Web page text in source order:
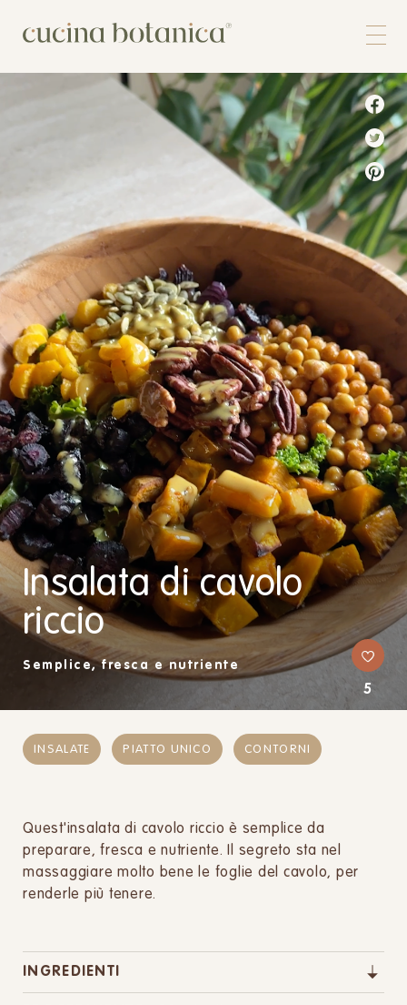
Shop
Insalata di cavolo
riccio
Semplice, fresca e nutriente
5
INSALATE PIATTO UNICO CONTORNI
Quest'insalata di cavolo riccio è semplice da
preparare, fresca e nutriente. Il segreto sta nel
massaggiare molto bene le foglie del cavolo, per
renderle più tenere.
INGREDIENTI